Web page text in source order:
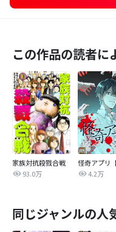
この作品の読者に
家族対抗殺戮合戦
93.0万
4.2万
同じジャンルの人